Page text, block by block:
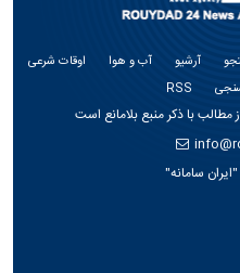
آرشیو آب و هوا
اوقات شرعی
RSS
با ذکر منبع بلامانع است
"ایران سامانه"